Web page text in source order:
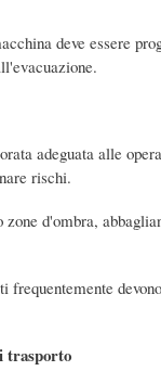
deve essere
adeguata alle
rischi.
zone d'ombra,
frequentemente
trasporto